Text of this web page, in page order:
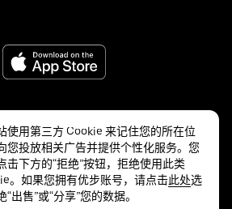
Inc.
使用第三方 Cookie 来记住您的所在位
您投放相关广告并提供个性化服务。您
击下方的“拒绝”按钮，拒绝使用此类
。如果您拥有优步账号，请点击此处选
“出售”或“分享”您的数据。